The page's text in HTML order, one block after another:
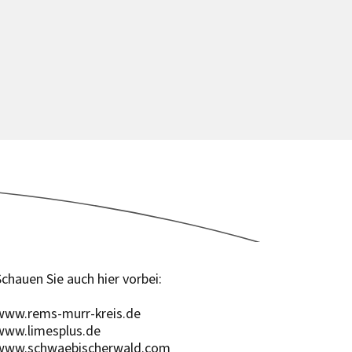
Sie auch hier vorbei:
murr-kreis.de